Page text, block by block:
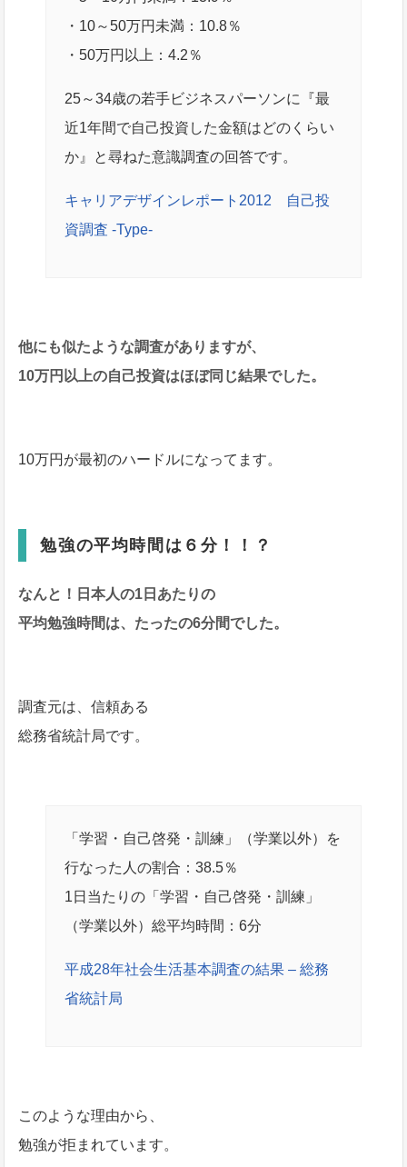
・10～50万円未満：10.8％
・50万円以上：4.2％
25～34歳の若手ビジネスパーソンに『最
近1年間で自己投資した金額はどのくらい
か』と尋ねた意識調査の回答です。
キャリアデザインレポート2012 自己投
資調査 -Type-
他にも似たような調査がありますが、
10万円以上の自己投資はほぼ同じ結果でした。
10万円が最初のハードルになってます。
勉強の平均時間は６分！！？
なんと！日本人の1日あたりの
平均勉強時間は、たったの6分間でした。
調査元は、信頼ある
総務省統計局です。
「学習・自己啓発・訓練」（学業以外）を
行なった人の割合：38.5％
1日当たりの「学習・自己啓発・訓練」
（学業以外）総平均時間：6分
平成28年社会生活基本調査の結果 – 総務
省統計局
このような理由から、
勉強が拒まれています。